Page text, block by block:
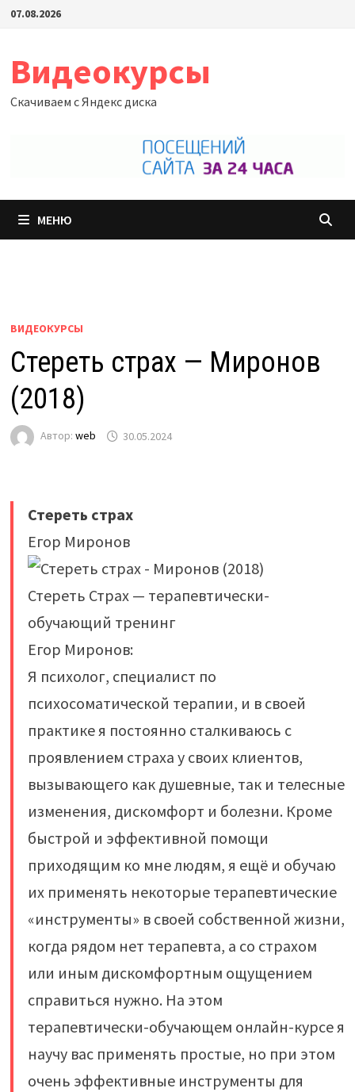
Перейти
07.08.2026
Видеокурсы
Скачиваем с Яндекс диска
МЕНЮ
ВИДЕОКУРСЫ
Стереть страх — Миронов
(2018)
Автор: web 30.05.2024
Стереть страх
Егор Миронов
Стереть Страх — терапевтически-
обучающий тренинг
Егор Миронов:
Я психолог, специалист по
психосоматической терапии, и в своей
практике я постоянно сталкиваюсь с
проявлением страха у своих клиентов,
вызывающего как душевные, так и телесные
изменения, дискомфорт и болезни. Кроме
быстрой и эффективной помощи
приходящим ко мне людям, я ещё и обучаю
их применять некоторые терапевтические
«инструменты» в своей собственной жизни,
когда рядом нет терапевта, а со страхом
или иным дискомфортным ощущением
справиться нужно. На этом
терапевтически-обучающем онлайн-курсе я
научу вас применять простые, но при этом
очень эффективные инструменты для